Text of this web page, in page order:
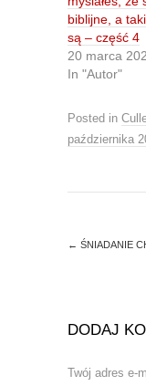
p
e
n
s
i
n
n
w
i
n
)
biblijne, a
są – część 4
20 marca
In "Autor"
Posted in
października
← ŚNIADANIE
DODAJ
Twój adres e-